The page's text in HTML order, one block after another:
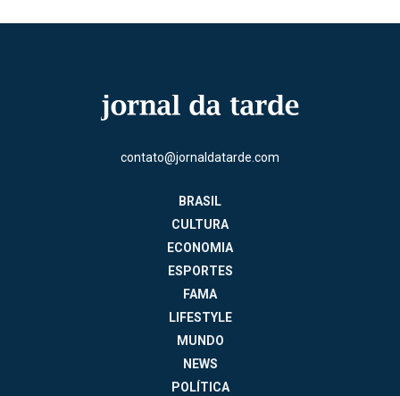
contato@jornaldatarde.com
BRASIL
CULTURA
ECONOMIA
ESPORTES
FAMA
LIFESTYLE
MUNDO
NEWS
POLÍTICA